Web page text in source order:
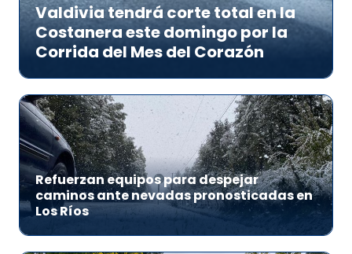
Valdivia tendrá corte total en la
Costanera este domingo por la
Corrida del Mes del Corazón
Refuerzan equipos para despejar
caminos ante nevadas pronosticadas en
Los Ríos